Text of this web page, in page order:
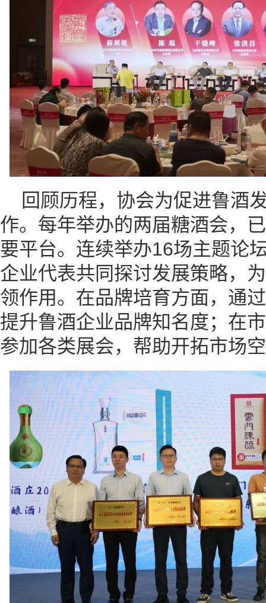
回顾历程，协会为促进鲁酒
作。每年举办的两届糖酒会，
要平台。连续举办16场主题论
企业代表共同探讨发展策略，
领作用。在品牌培育方面，通
提升鲁酒企业品牌知名度；在
参加各类展会，帮助开拓市场